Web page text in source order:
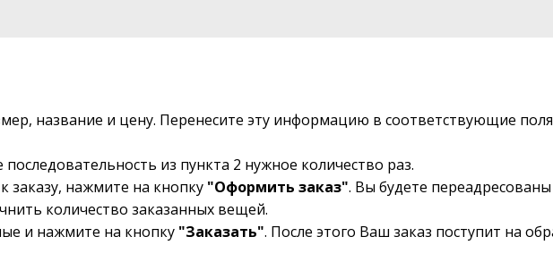
название и цену. Перенесите эту информацию в соответствующие
из пункта 2 нужное количество раз.
заказу, нажмите на кнопку "Оформить заказ". Вы будете
количество заказанных вещей.
и нажмите на кнопку "Заказать". После этого Ваш заказ поступит на